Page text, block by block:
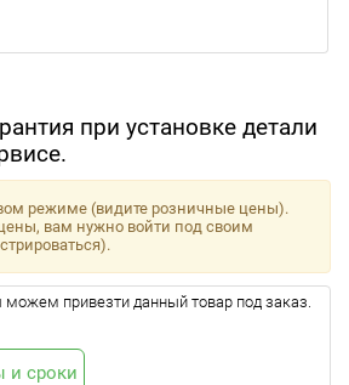
при установке детали
режиме (видите розничные цены).
вам нужно войти под своим
привезти данный товар под заказ.
и сроки